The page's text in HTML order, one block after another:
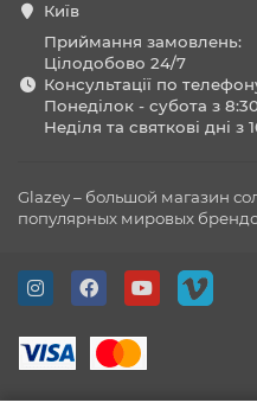
Київ
Приймання замовлень:
Цілодобово 24/7
Консультації по
Понеділок - субота з
Неділя та святкові дні з
Glazey – большой магазин
популярных мировых